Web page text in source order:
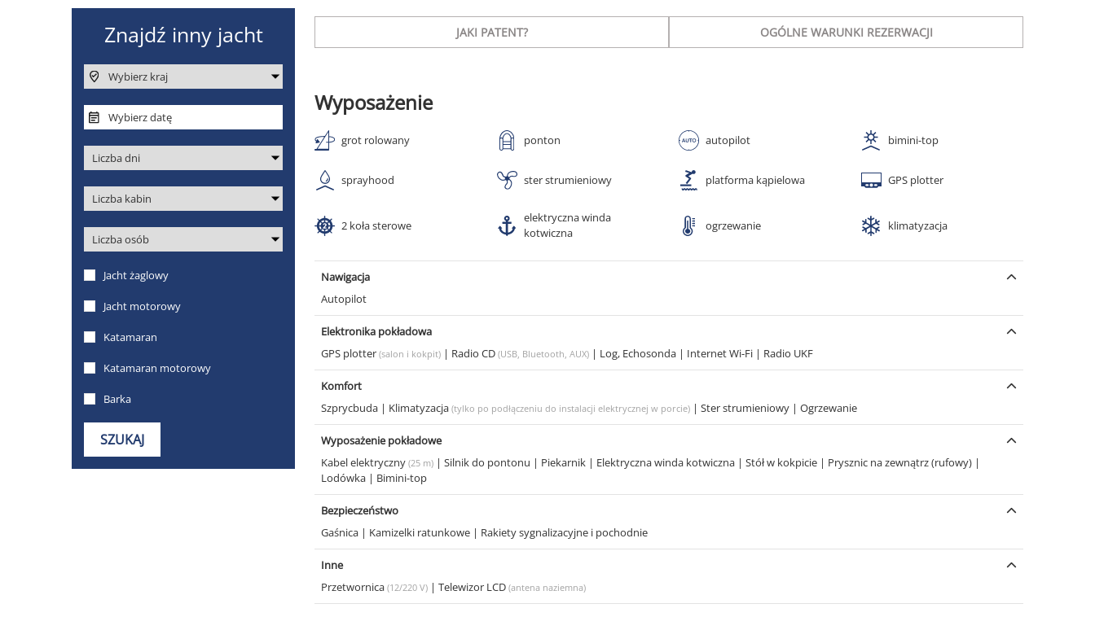
JAKI PATENT? OGÓLNE WARUNKI REZERWACJI
Wyposażenie
grot rolowany ponton autopilot bimini-top
sprayhood ster strumieniowy platforma kąpielowa GPS plotter
2 koła sterowe
elektryczna winda
kotwiczna
ogrzewanie klimatyzacja
Nawigacja
Autopilot
Elektronika pokładowa
GPS plotter (salon i kokpit) | Radio CD (USB, Bluetooth, AUX) | Log, Echosonda | Internet Wi-Fi | Radio UKF
Komfort
Szprycbuda | Klimatyzacja (tylko po podłączeniu do instalacji elektrycznej w porcie) | Ster strumieniowy | Ogrzewanie
Wyposażenie pokładowe
Kabel elektryczny (25 m) | Silnik do pontonu | Piekarnik | Elektryczna winda kotwiczna | Stół w kokpicie | Prysznic na zewnątrz (rufowy) |
Lodówka | Bimini-top
Bezpieczeństwo
Gaśnica | Kamizelki ratunkowe | Rakiety sygnalizacyjne i pochodnie
Inne
Przetwornica (12/220 V) | Telewizor LCD (antena naziemna)